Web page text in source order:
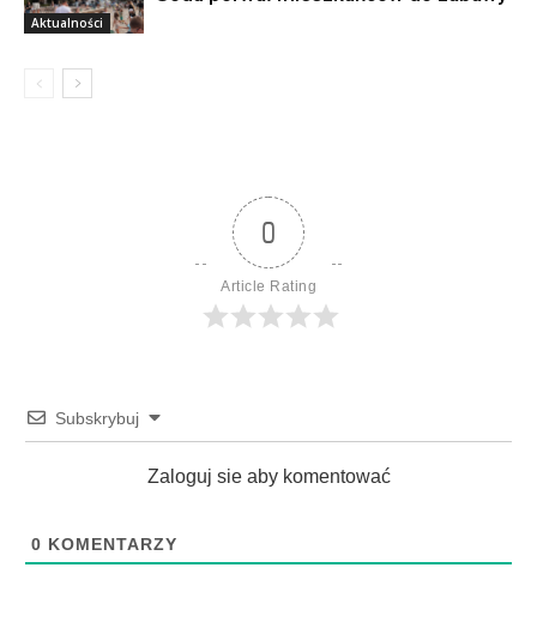
Aktualności
0
Article Rating
Subskrybuj
Zaloguj sie aby komentować
0 KOMENTARZY